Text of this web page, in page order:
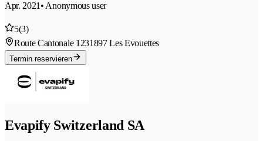
Apr. 2021 • Anonymous user
5(3)
Route Cantonale 1231897 Les Evouettes
Termin reservieren
Evapify Switzerland SA